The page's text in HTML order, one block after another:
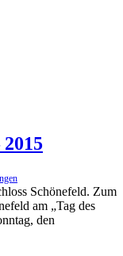
Schönefeld. Zum
am „Tag des
den